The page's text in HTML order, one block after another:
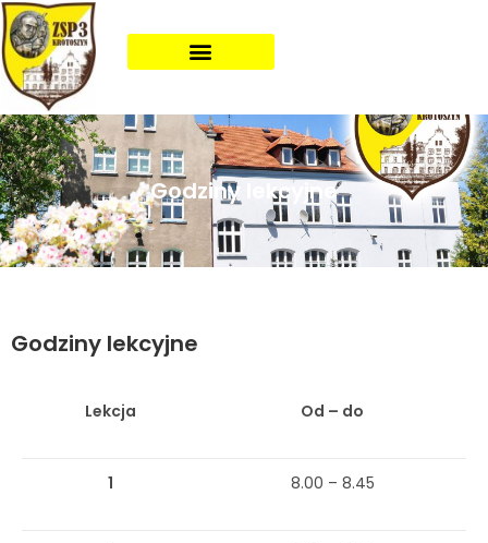
Godziny lekcyjne
Godziny lekcyjne
Lekcja Od – do
1 8.00 – 8.45